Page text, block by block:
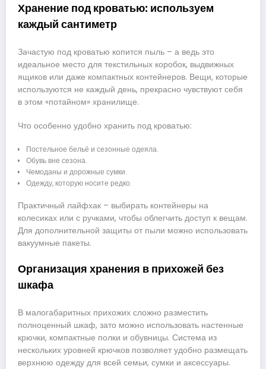
Хранение под кроватью: используем
каждый сантиметр
Зачастую под кроватью копится пыль – а ведь это
идеальное место для текстильных коробок, выдвижных
ящиков или даже компактных контейнеров. Вещи, которые
используются не каждый день, прекрасно чувствуют себя
в этом «потайном» хранилище.
Что особенно удобно хранить под кроватью:
Постельное бельё и сезонные одеяла.
Обувь вне сезона.
Чемоданы и дорожные сумки.
Одежду, которую носите редко.
Практичный лайфхак – выбирать контейнеры на
колесиках или с ручками, чтобы облегчить доступ к вещам.
Для дополнительной защиты от пыли можно использовать
вакуумные пакеты.
Организация хранения в прихожей без
шкафа
В малогабаритных прихожих сложно разместить
полноценный шкаф, зато можно использовать настенные
крючки, компактные полки и обувницы. Система из
нескольких уровней крючков позволяет удобно размещать
верхнюю одежду для всей семьи, сумки и аксессуары.